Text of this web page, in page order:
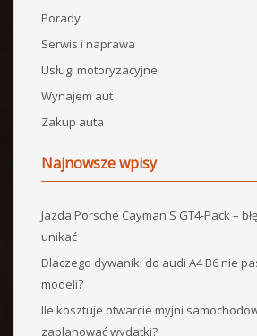
Porady
Serwis i naprawa
Usługi motoryzacyjne
Wynajem aut
Zakup auta
Najnowsze wpisy
Jazda Porsche Cayman S GT4-Pack –
unikać
Dlaczego dywaniki do audi A4 B6 nie
modeli?
Ile kosztuje otwarcie myjni
zaplanować wydatki?